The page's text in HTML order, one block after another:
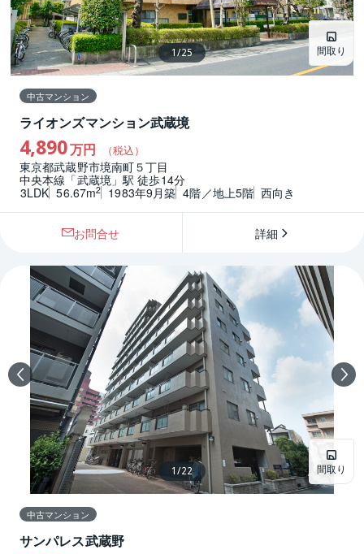
間取り
1/25
中古マンション
ライオンズマンション武蔵境
4,890万円 （税込）
東京都武蔵野市境南町５丁目
中央本線「武蔵境」駅 徒歩14分
3LDK 56.67m2 1983年9月築 4階／地上5階 西向き
お問合せ 詳細
間取り
1/22
中古マンション
サンパレス武蔵野